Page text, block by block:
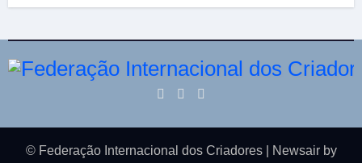
© Federação Internacional dos Criadores Newsairby